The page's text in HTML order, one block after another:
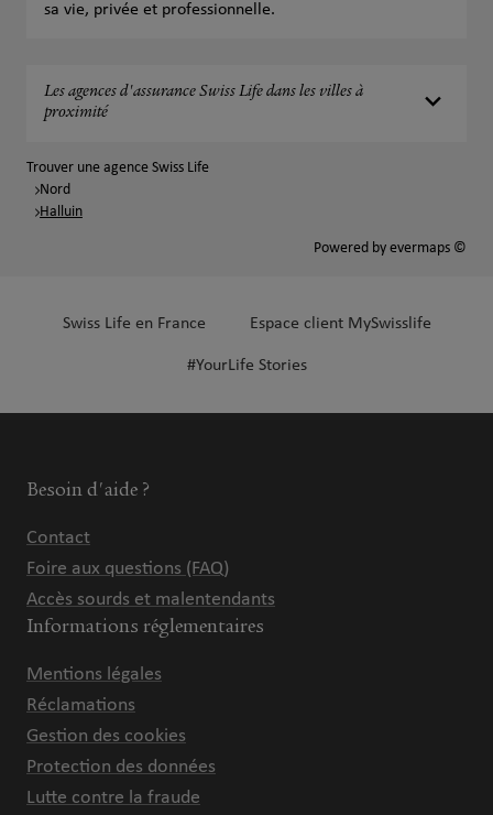
sa vie, privée et professionnelle.
Les agences d'assurance Swiss Life dans les villes à
proximité
Trouver une agence Swiss Life
Nord
Halluin
Powered by evermaps ©
Swiss Life en France Espace client MySwisslife
#YourLife Stories
Besoin d'aide ?
Contact
Foire aux questions (FAQ)
Accès sourds et malentendants
Informations réglementaires
Mentions légales
Réclamations
Gestion des cookies
Protection des données
Lutte contre la fraude